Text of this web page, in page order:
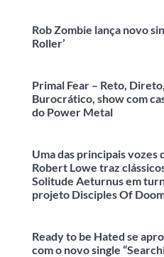
Rob Zombie lança novo
Roller’
Primal Fear – Reto,
Burocrático, show com
do Power Metal
Uma das principais vozes
Robert Lowe traz
Solitude Aeturnus em
projeto Disciples Of
Ready to be Hated se
com o novo single